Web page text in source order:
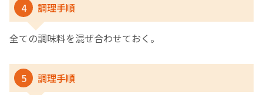
4 調理手順
全ての調味料を混ぜ合わせておく。
5 調理手順